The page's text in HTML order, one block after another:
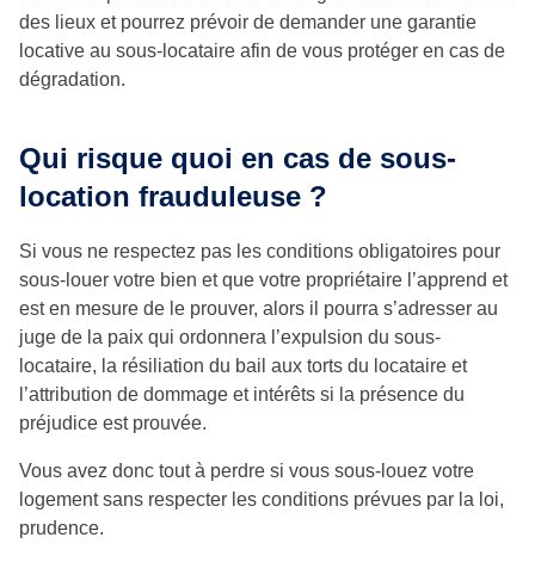
des lieux et pourrez prévoir de demander une garantie
locative au sous-locataire afin de vous protéger en cas de
dégradation.
Qui risque quoi en cas de sous-
location frauduleuse ?
Si vous ne respectez pas les conditions obligatoires pour
sous-louer votre bien et que votre propriétaire l’apprend et
est en mesure de le prouver, alors il pourra s’adresser au
juge de la paix qui ordonnera l’expulsion du sous-
locataire, la résiliation du bail aux torts du locataire et
l’attribution de dommage et intérêts si la présence du
préjudice est prouvée.
Vous avez donc tout à perdre si vous sous-louez votre
logement sans respecter les conditions prévues par la loi,
prudence.